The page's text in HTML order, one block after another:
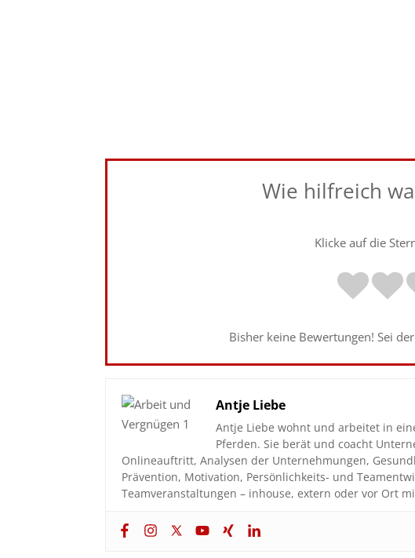
Wie hilfreich
Klicke auf die
Bisher keine Bewertungen! Sei
Antje Liebe
Antje Liebe wohnt und arbeitet in
Pferden. Sie berät und coacht
Onlineauftritt, Analysen der Unternehmungen,
Prävention, Motivation, Persönlichkeits- und
Teamveranstaltungen – inhouse, extern oder vor Ort